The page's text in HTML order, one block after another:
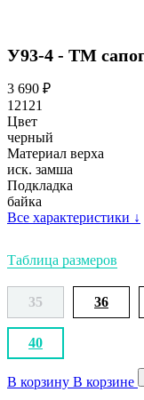
У93-4 - ТМ
3 690 ₽
12121
Цвет
черный
Материал верха
иск. замша
Подкладка
байка
Все характеристики ↓
Таблица размеров
35 36
40
В корзину В корзине